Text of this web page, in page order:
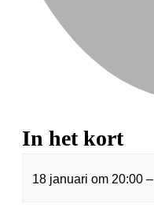
In het kort
18 januari om 20:00 –